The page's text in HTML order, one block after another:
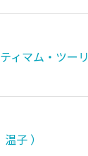
ィマム・ツー
子 ）